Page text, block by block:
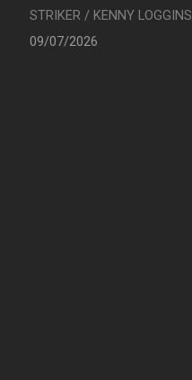
STRIKER / KENNY LOGGINS
09/07/2026